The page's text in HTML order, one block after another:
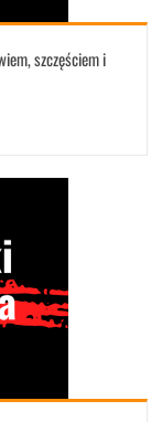
szczęściem i